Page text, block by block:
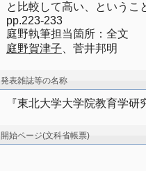
と比較して高い、というこ
pp.223-233
庭野執筆担当箇所：全文
庭野賀津子 、菅井邦明
発表雑誌等の名称
『東北大学大学院教育学
開始ページ(文科省帳票)